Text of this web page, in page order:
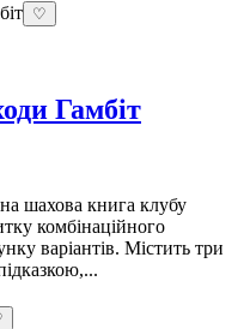
♡
Гамбіт
шахова книга клубу
комбінаційного
варіантів. Містить три